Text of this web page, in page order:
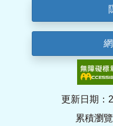
更新日期：
累積瀏